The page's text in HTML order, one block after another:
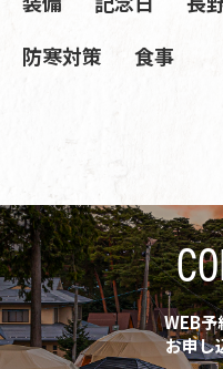
防寒対策
食事
WEB予
お申し